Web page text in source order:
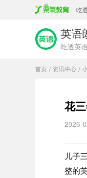
- 吃
英语
吃透英
首页 / 资讯中心 /
花
2026-
儿子
整的